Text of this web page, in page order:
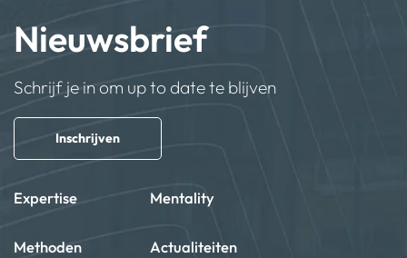
Nieuwsbrief
Schrijf je in om up to date te blijven
Inschrijven
Expertise Mentality
Methoden Actualiteiten